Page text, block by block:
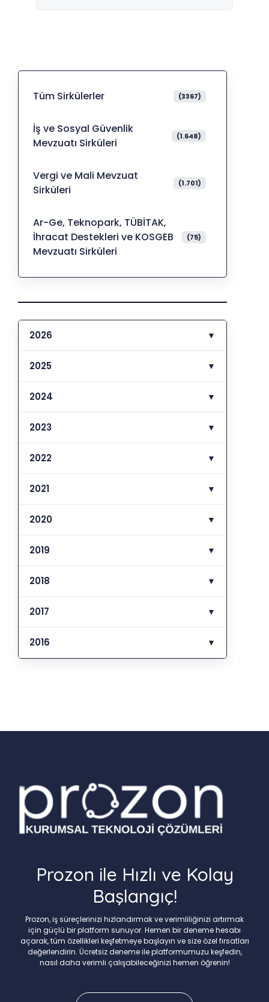
Tüm Sirkülerler (3367)
İş ve Sosyal Güvenlik
Mevzuatı Sirküleri
(1.648)
Vergi ve Mali Mevzuat
Sirküleri
(1.701)
Ar-Ge, Teknopark, TÜBİTAK,
İhracat Destekleri ve KOSGEB
Mevzuatı Sirküleri
(75)
2026 ▼
2025 ▼
2024 ▼
2023 ▼
2022 ▼
2021 ▼
2020 ▼
2019 ▼
2018 ▼
2017 ▼
2016 ▼
Prozon ile Hızlı ve Kolay
Başlangıç!
Prozon, iş süreçlerinizi hızlandırmak ve verimliliğinizi artırmak
için güçlü bir platform sunuyor. Hemen bir deneme hesabı
açarak, tüm özellikleri keşfetmeye başlayın ve size özel fırsatları
değerlendirin. Ücretsiz deneme ile platformumuzu keşfedin,
nasıl daha verimli çalışabileceğinizi hemen öğrenin!